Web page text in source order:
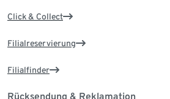
Click & Collect
Filialreservierung
Filialfinder
Rücksendung & Reklamation